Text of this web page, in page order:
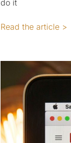
do it
Read the article >